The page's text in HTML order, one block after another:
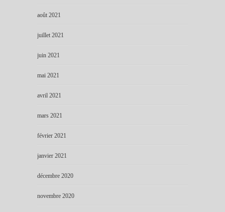
août 2021
juillet 2021
juin 2021
mai 2021
avril 2021
mars 2021
février 2021
janvier 2021
décembre 2020
novembre 2020